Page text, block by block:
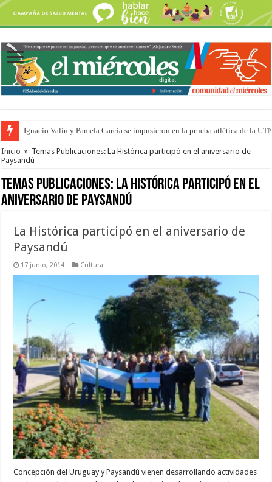
Ignacio Valín y Pamela García se impusieron en la prueba atlética de la
Traigo el litoral en mi canción: 100 años de Aníbal Sampayo
Inicio » Temas Publicaciones: La Histórica participó en el aniversario de
Paysandú
Temas Publicaciones: La Histórica participó en el
aniversario de Paysandú
La Histórica participó en el aniversario de
Paysandú
17 junio, 2014 Cultura
Concepción del Uruguay y Paysandú vienen desarrollando actividades